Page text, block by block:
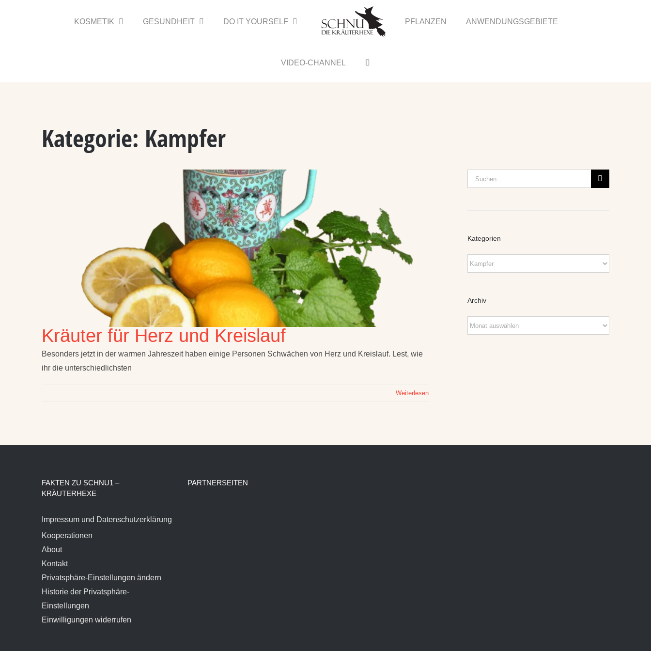
KOSMETIK GESUNDHEIT DO IT YOURSELF PFLANZEN ANWENDUNGSGEBIETE
VIDEO-CHANNEL
Kategorie: Kampfer
Kräuter für Herz und Kreislauf
Besonders jetzt in der warmen Jahreszeit haben einige Personen Schwächen von Herz und Kreislauf. Lest, wie
ihr die unterschiedlichsten
Weiterlesen
Suche
nach:
Kategorien
Kategorien
Archiv
Archiv
FAKTEN ZU SCHNU1 –
KRÄUTERHEXE
Impressum und Datenschutzerklärung
Kooperationen
About
Kontakt
Privatsphäre-Einstellungen ändern
Historie der Privatsphäre-
Einstellungen
Einwilligungen widerrufen
PARTNERSEITEN